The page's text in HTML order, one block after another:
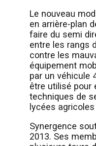
Le nouveau
en arrière-plan
faire du semi
entre les rangs
contre les
équipement
par un véhicule
être utilisé pour
techniques de
lycées
Synergence
2013. Ses